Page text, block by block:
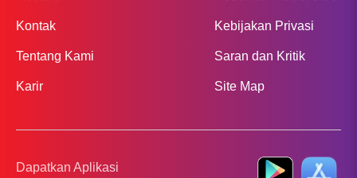
Kontak
Tentang Kami
Karir
Kebijakan Privasi
Saran dan Kritik
Site Map
Dapatkan Aplikasi